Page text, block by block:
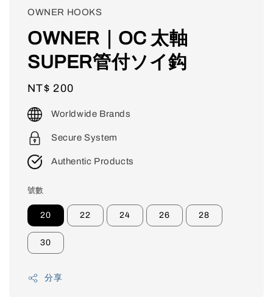
OWNER HOOKS
OWNER｜OC 太軸
SUPER管付ソイ鈎
Regular
price
NT$ 200
Worldwide Brands
Secure System
Authentic Products
號數
20 22 24 26 28
30
分享